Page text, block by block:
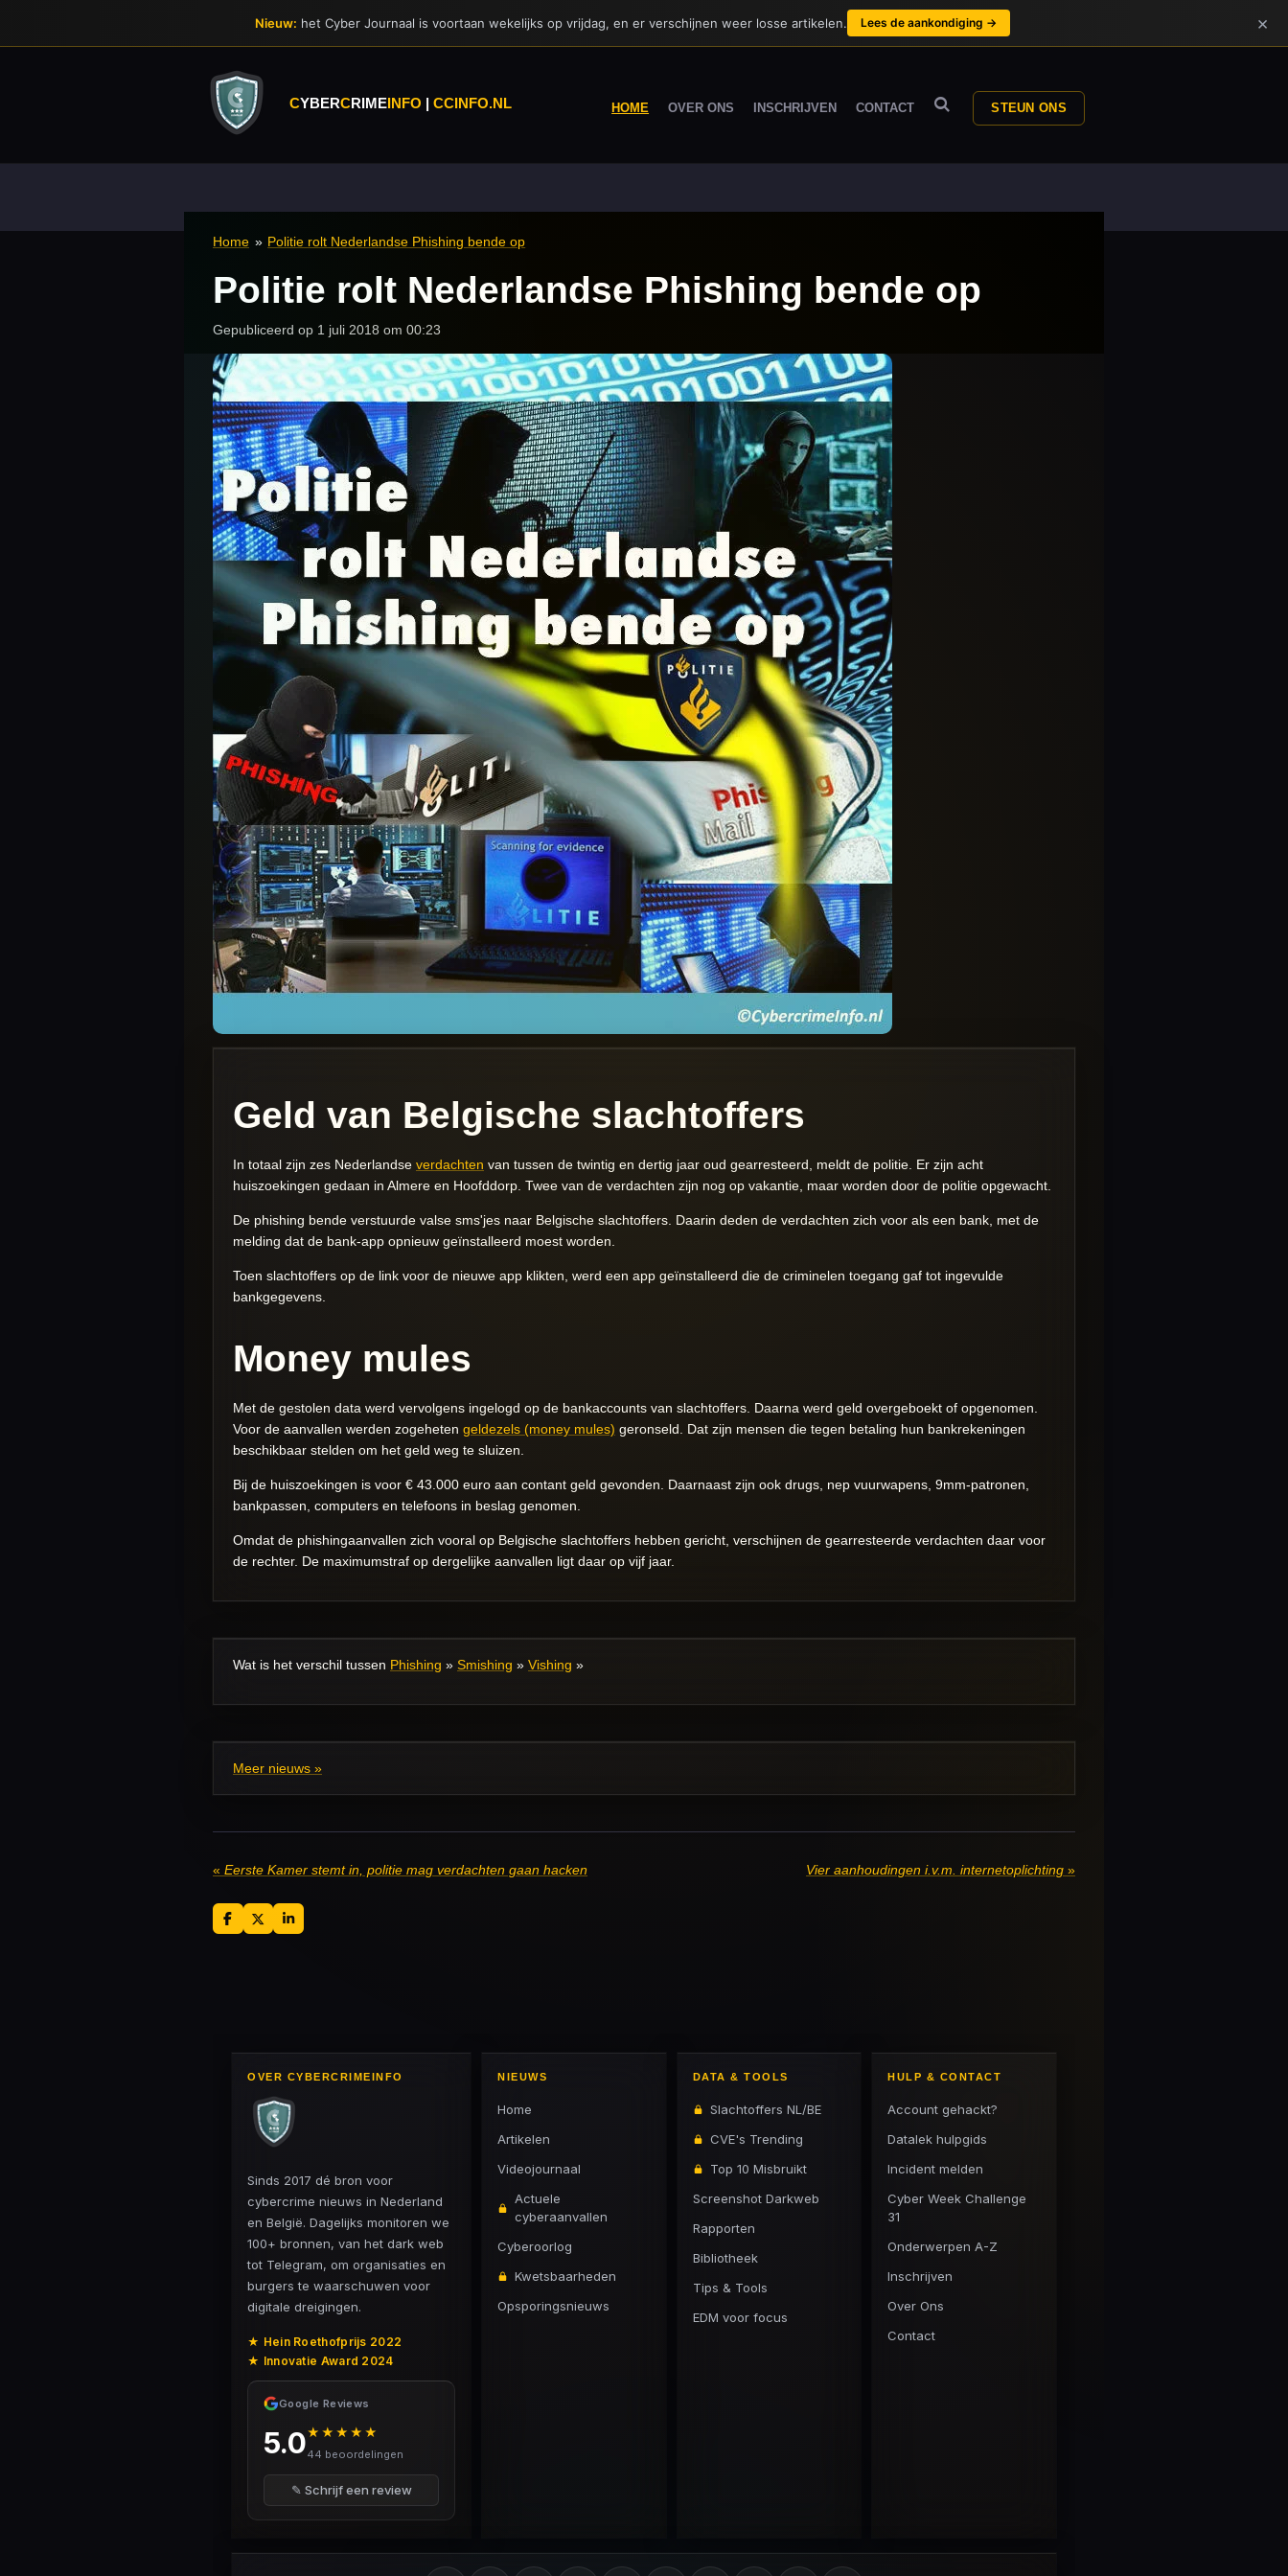
CYBERCRIMEINFO | CCINFO.NL HOME OVER ONS INSCHRIJVEN CONTACT STEUN ONS
Home » Politie rolt Nederlandse Phishing bende op
Politie rolt Nederlandse Phishing bende op
Gepubliceerd op 1 juli 2018 om 00:23
Geld van Belgische slachtoffers
In totaal zijn zes Nederlandse verdachten van tussen de twintig en dertig jaar oud gearresteerd, meldt de politie. Er zijn acht
huiszoekingen gedaan in Almere en Hoofddorp. Twee van de verdachten zijn nog op vakantie, maar worden door de politie opgewacht.
De phishing bende verstuurde valse sms'jes naar Belgische slachtoffers. Daarin deden de verdachten zich voor als een bank, met de
melding dat de bank-app opnieuw geïnstalleerd moest worden.
Toen slachtoffers op de link voor de nieuwe app klikten, werd een app geïnstalleerd die de criminelen toegang gaf tot ingevulde
bankgegevens.
Money mules
Met de gestolen data werd vervolgens ingelogd op de bankaccounts van slachtoffers. Daarna werd geld overgeboekt of opgenomen.
Voor de aanvallen werden zogeheten geldezels (money mules) geronseld. Dat zijn mensen die tegen betaling hun bankrekeningen
beschikbaar stelden om het geld weg te sluizen.
Bij de huiszoekingen is voor € 43.000 euro aan contant geld gevonden. Daarnaast zijn ook drugs, nep vuurwapens, 9mm-patronen,
bankpassen, computers en telefoons in beslag genomen.
Omdat de phishingaanvallen zich vooral op Belgische slachtoffers hebben gericht, verschijnen de gearresteerde verdachten daar voor
de rechter. De maximumstraf op dergelijke aanvallen ligt daar op vijf jaar.
Wat is het verschil tussen Phishing » Smishing » Vishing »
Meer nieuws »
« Eerste Kamer stemt in, politie mag verdachten gaan hacken Vier aanhoudingen i.v.m. internetoplichting »
D
e
D
e
S
h
OVER CYBERCRIMEINFO
Sinds 2017 dé bron voor
cybercrime nieuws in Nederland
en België. Dagelijks monitoren we
100+ bronnen, van het dark web
tot Telegram, om organisaties en
burgers te waarschuwen voor
digitale dreigingen.
★ Hein Roethofprijs 2022
★ Innovatie Award 2024
Google Reviews
5.0★★★★★
44 beoordelingen
✎ Schrijf een review
NIEUWS
Home
Artikelen
Videojournaal
Actuele
cyberaanvallen
Cyberoorlog
Kwetsbaarheden
Opsporingsnieuws
DATA & TOOLS
Slachtoffers NL/BE
CVE's Trending
Top 10 Misbruikt
Screenshot Darkweb
Rapporten
Bibliotheek
Tips & Tools
EDM voor focus
HULP & CONTACT
Account gehackt?
Datalek hulpgids
Incident melden
Cyber Week Challenge
31
Onderwerpen A-Z
Inschrijven
Over Ons
Contact
Nieuw: het Cyber Journaal is voortaan wekelijks op vrijdag, en er verschijnen weer losse artikelen. Lees de aankondiging → ×